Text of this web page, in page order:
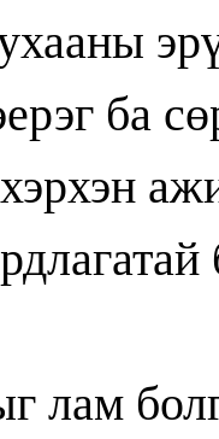
ба
хэрхэн
лам